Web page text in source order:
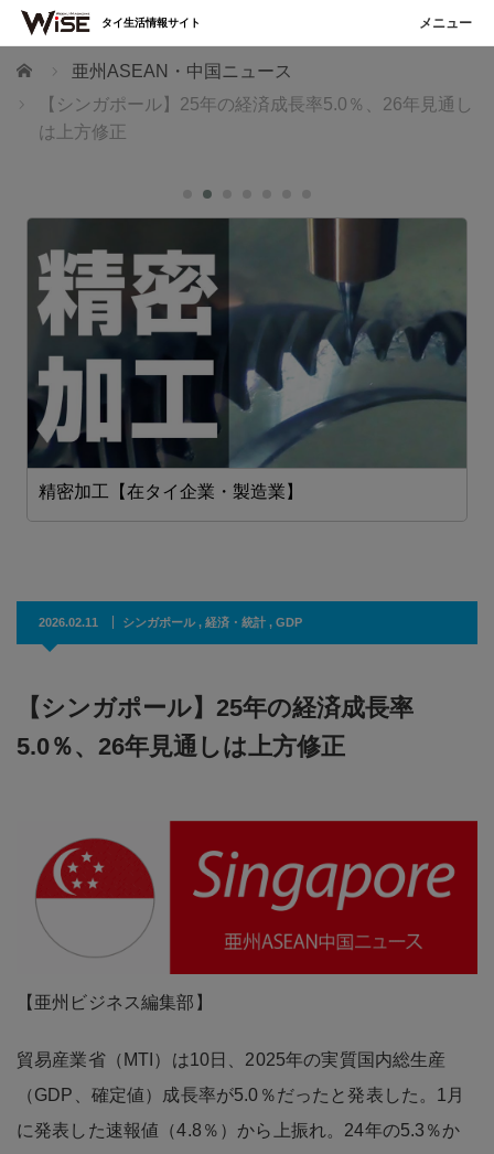
ホーム
亜州ASEAN・中国ニュース
【シンガポール】25年の経済成長率5.0％、26年見通し
は上方修正
精密加工【在タイ企業・製造業】
2026.02.11 シンガポール, 経済・統計 , GDP
【シンガポール】25年の経済成長率
5.0％、26年見通しは上方修正
【亜州ビジネス編集部】
貿易産業省（MTI）は10日、2025年の実質国内総生産
（GDP、確定値）成長率が5.0％だったと発表した。1月
に発表した速報値（4.8％）から上振れ。24年の5.3％か
タイ生活情報サイト